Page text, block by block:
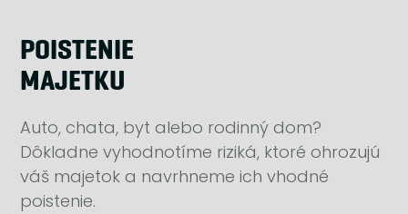
POISTENIE
MAJETKU
Auto, chata, byt alebo rodinný dom?
Dôkladne vyhodnotíme riziká, ktoré ohrozujú
váš majetok a navrhneme ich vhodné
poistenie.